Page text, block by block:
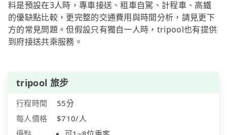
料是預設在3人時，專車接送、租車自駕、計程車、高鐵
的優缺點比較，更完整的交通費用與時間分析，請見更下
方的常見問題。但假設只有獨自一人時，tripool也有提供
到府接送共乘服務。
tripool 旅步
行程時間
55分
每人價格
$710/人